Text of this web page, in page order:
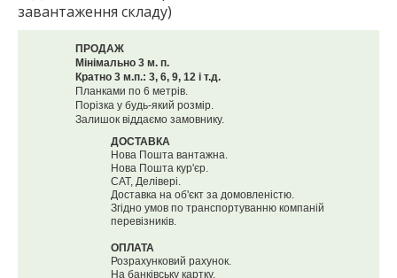
завантаження складу)
ПРОДАЖ
Мінімально 3 м. п.
Кратно 3 м.п.: 3, 6, 9, 12 і т.д.
Планками по 6 метрів.
Порізка у будь-який розмір.
Залишок віддаємо замовнику.
ДОСТАВКА
Нова Пошта вантажна.
Нова Пошта кур'єр.
САТ, Делівері.
Доставка на об'єкт за домовленістю.
Згідно умов по транспортуванню компаній
перевізників.
ОПЛАТА
Розрахунковий рахунок.
На банківську картку.